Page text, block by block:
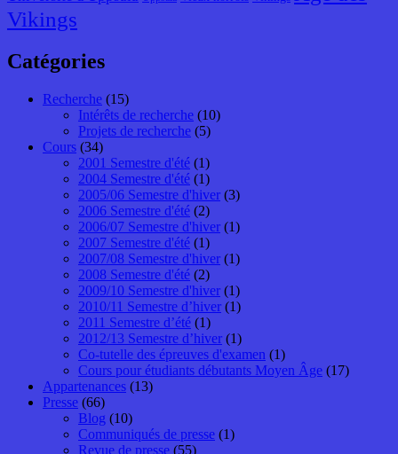
Vikings
Catégories
Recherche (15)
Intérêts de recherche (10)
Projets de recherche (5)
Cours (34)
2001 Semestre d'été (1)
2004 Semestre d'été (1)
2005/06 Semestre d'hiver (3)
2006 Semestre d'été (2)
2006/07 Semestre d'hiver (1)
2007 Semestre d'été (1)
2007/08 Semestre d'hiver (1)
2008 Semestre d'été (2)
2009/10 Semestre d'hiver (1)
2010/11 Semestre d’hiver (1)
2011 Semestre d’été (1)
2012/13 Semestre d’hiver (1)
Co-tutelle des épreuves d'examen (1)
Cours pour étudiants débutants Moyen Âge (17)
Appartenances (13)
Presse (66)
Blog (10)
Communiqués de presse (1)
Revue de presse (55)